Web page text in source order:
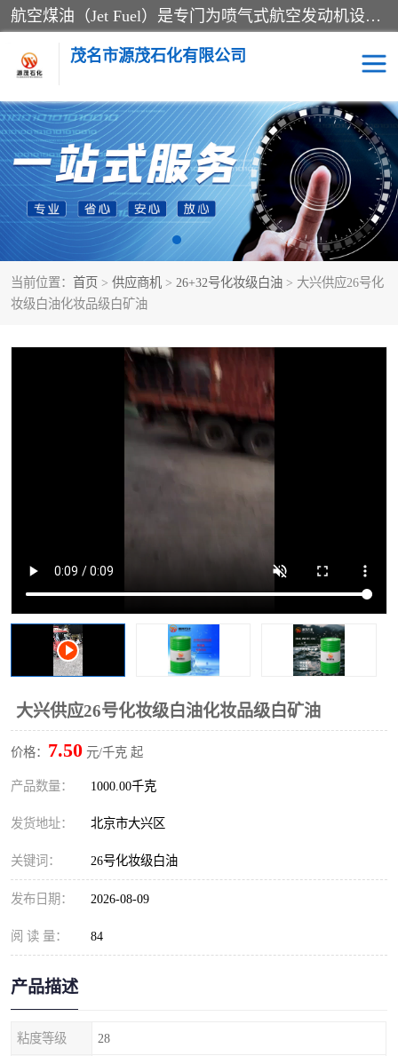
航空煤油（Jet Fuel）是专门为喷气式航空发动机设计的高纯度燃料，主要分为Jet A、Jet A-1和Jet B等类型。其特点是闪点高、低温流动性好，并添加了抗静电剂和抗氧化剂以确保飞行安全。航空煤油需
茂名市源茂石化有限公司
当前位置： 首页 > 供应商机 > 26+32号化妆级白油 > 大兴供应26号化
妆级白油化妆品级白矿油
大兴供应26号化妆级白油化妆品级白矿油
价格： 7.50 元/千克 起
产品数量： 1000.00千克
发货地址： 北京市大兴区
关键词： 26号化妆级白油
发布日期： 2026-08-09
阅 读 量： 84
产品描述
粘度等级 28
RP3航空煤油 D20+D30溶剂油
D40+D60溶剂油 D80+D100溶剂油
6号+120号溶剂油 260号溶剂油
异构烷烃 天然乳胶
26+32号化妆级白油 46+68号化妆级白油